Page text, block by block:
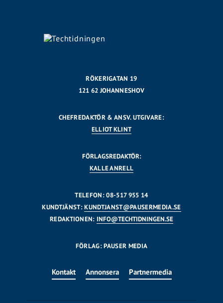
RÖKERIGATAN 19
121 62 JOHANNESHOV
CHEFREDAKTÖR & ANSV. UTGIVARE:
ELLIOT KLINT
FÖRLAGSREDAKTÖR:
KALLE ANRELL
TELEFON: 08-517 955 14
KUNDTJÄNST:KUNDTJANST@PAUSERMEDIA.SE
REDAKTIONEN: INFO@TECHTIDNINGEN.SE
FÖRLAG: PAUSER MEDIA
Kontakt Annonsera Partnermedia